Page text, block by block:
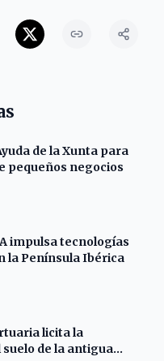
de la Xunta para
pequeños negocios
impulsa tecnologías
la Península Ibérica
licita la
de la antigua